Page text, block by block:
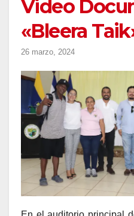
Video
«Bleera
26 marzo, 2024